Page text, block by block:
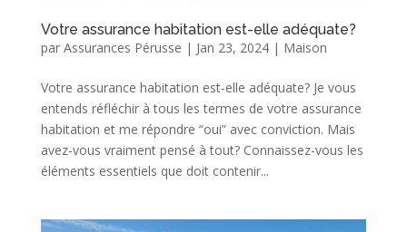
Votre assurance habitation est-elle adéquate?
par Assurances Pérusse | Jan 23, 2024| Maison
Votre assurance habitation est-elle adéquate? Je vous
entends réfléchir à tous les termes de votre assurance
habitation et me répondre “oui” avec conviction. Mais
avez-vous vraiment pensé à tout? Connaissez-vous les
éléments essentiels que doit contenir...